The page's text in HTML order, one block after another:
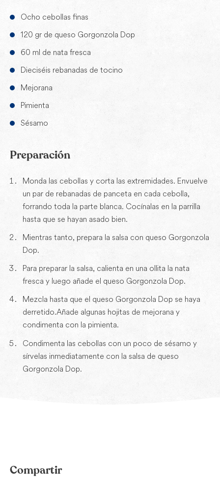
Ocho cebollas finas
120 gr de queso Gorgonzola Dop
60 ml de nata fresca
Dieciséis rebanadas de tocino
Mejorana
Pimienta
Sésamo
Preparación
Monda las cebollas y corta las extremidades. Envuelve
un par de rebanadas de panceta en cada cebolla,
forrando toda la parte blanca. Cocínalas en la parrilla
hasta que se hayan asado bien.
Mientras tanto, prepara la salsa con queso Gorgonzola
Dop.
Para preparar la salsa, calienta en una ollita la nata
fresca y luego añade el queso Gorgonzola Dop.
Mezcla hasta que el queso Gorgonzola Dop se haya
derretido.Añade algunas hojitas de mejorana y
condimenta con la pimienta.
Condimenta las cebollas con un poco de sésamo y
sírvelas inmediatamente con la salsa de queso
Gorgonzola Dop.
Compartir